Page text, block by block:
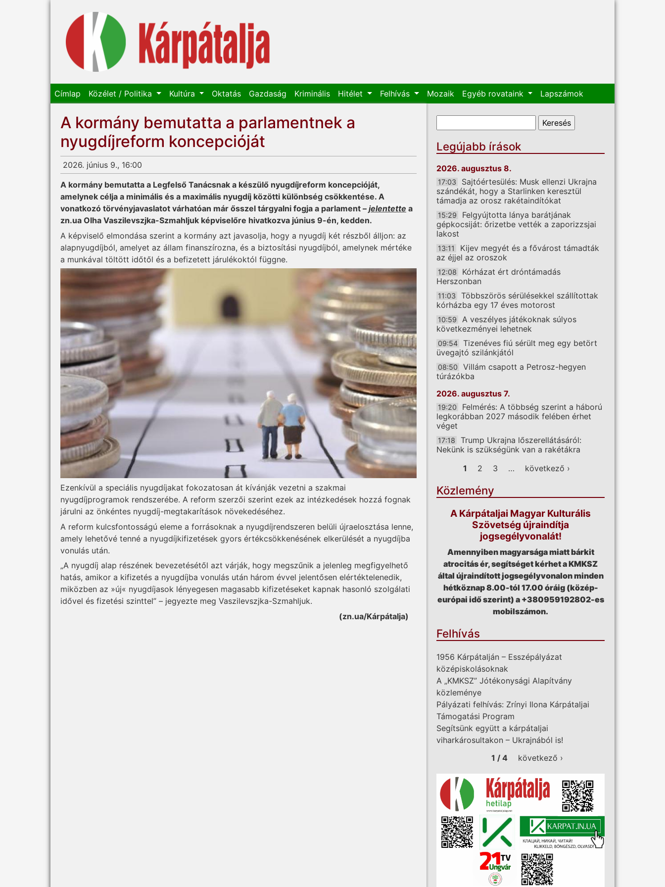
Címlap Közélet / Politika Kultúra Oktatás Gazdaság Kriminális Hitélet Felhívás Mozaik Egyéb rovataink Lapszámok
A kormány bemutatta a parlamentnek a
nyugdíjreform koncepcióját
2026. június 9., 16:00
A kormány bemutatta a Legfelső Tanácsnak a készülő nyugdíjreform koncepcióját,
amelynek célja a minimális és a maximális nyugdíj közötti különbség csökkentése. A
vonatkozó törvényjavaslatot várhatóan már ősszel tárgyalni fogja a parlament – jelentette a
zn.ua Olha Vaszilevszjka-Szmahljuk képviselőre hivatkozva június 9-én, kedden.
A képviselő elmondása szerint a kormány azt javasolja, hogy a nyugdíj két részből álljon: az
alapnyugdíjból, amelyet az állam finanszírozna, és a biztosítási nyugdíjból, amelynek mértéke
a munkával töltött időtől és a befizetett járulékoktól függne.
Ezenkívül a speciális nyugdíjakat fokozatosan át kívánják vezetni a szakmai
nyugdíjprogramok rendszerébe. A reform szerzői szerint ezek az intézkedések hozzá fognak
járulni az önkéntes nyugdíj-megtakarítások növekedéséhez.
A reform kulcsfontosságú eleme a forrásoknak a nyugdíjrendszeren belüli újraelosztása lenne,
amely lehetővé tenné a nyugdíjkifizetések gyors értékcsökkenésének elkerülését a nyugdíjba
vonulás után.
„A nyugdíj alap részének bevezetésétől azt várják, hogy megszűnik a jelenleg megfigyelhető
hatás, amikor a kifizetés a nyugdíjba vonulás után három évvel jelentősen elértéktelenedik,
miközben az »új« nyugdíjasok lényegesen magasabb kifizetéseket kapnak hasonló szolgálati
idővel és fizetési szinttel” – jegyezte meg Vaszilevszjka-Szmahljuk.
(zn.ua/Kárpátalja)
Keresés űrlap
Legújabb írások
2026. augusztus 8.
17:03
Sajtóértesülés: Musk ellenzi Ukrajna
szándékát, hogy a Starlinken keresztül
támadja az orosz rakétaindítókat
15:29
Felgyújtotta lánya barátjának
gépkocsiját: őrizetbe vették a zaporizzsjai
lakost
13:11
Kijev megyét és a fővárost támadták
az éjjel az oroszok
12:08
Kórházat ért dróntámadás
Herszonban
11:03
Többszörös sérülésekkel szállítottak
kórházba egy 17 éves motorost
10:59
A veszélyes játékoknak súlyos
következményei lehetnek
09:54
Tizenéves fiú sérült meg egy betört
üvegajtó szilánkjától
08:50
Villám csapott a Petrosz-hegyen
túrázókba
2026. augusztus 7.
19:20
Felmérés: A többség szerint a háború
legkorábban 2027 második felében érhet
véget
17:18
Trump Ukrajna lőszerellátásáról:
Nekünk is szükségünk van a rakétákra
Oldalak
1 2 3 … következő ›
Közlemény
A Kárpátaljai Magyar Kulturális
Szövetség újraindítja
jogsegélyvonalát!
Amennyiben magyarsága miatt bárkit
atrocitás ér, segítséget kérhet a KMKSZ
által újraindított jogsegélyvonalon minden
hétköznap 8.00-tól 17.00 óráig (közép-
európai idő szerint) a +380959192802-es
mobilszámon.
Felhívás
1956 Kárpátalján – Esszépályázat
középiskolásoknak
A „KMKSZ” Jótékonysági Alapítvány
közleménye
Pályázati felhívás: Zrínyi Ilona Kárpátaljai
Támogatási Program
Segítsünk együtt a kárpátaljai
viharkárosultakon – Ukrajnából is!
1 / 4
következő ›